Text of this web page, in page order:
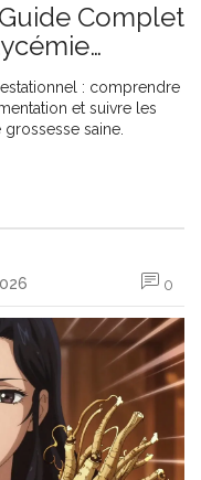
Complet
: comprendre
et suivre les
saine.
0